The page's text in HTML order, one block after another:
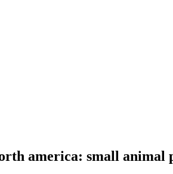
america: small animal